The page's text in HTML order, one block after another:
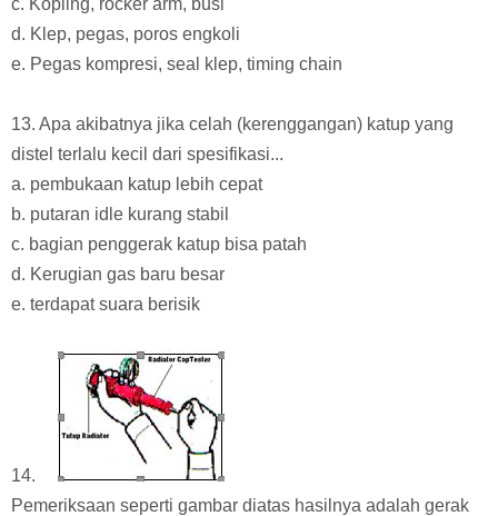
c. Kopling, rocker arm, busi
d. Klep, pegas, poros engkoli
e. Pegas kompresi, seal klep, timing chain
13. Apa akibatnya jika celah (kerenggangan) katup yang
distel terlalu kecil dari spesifikasi...
a. pembukaan katup lebih cepat
b. putaran idle kurang stabil
c. bagian penggerak katup bisa patah
d. Kerugian gas baru besar
e. terdapat suara berisik
14.
Pemeriksaan seperti gambar diatas hasilnya adalah gerak